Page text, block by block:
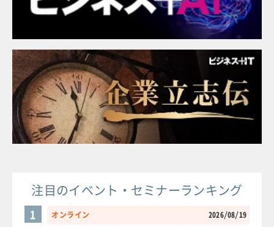
注目のイベント・セミナーランキング
オンライン 2026/08/19
1